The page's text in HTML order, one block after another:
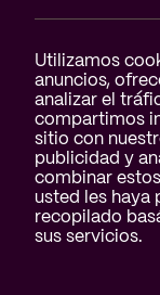
Utilizamos
anuncios,
analizar el
compartimos
sitio con
publicidad y
combinar
usted les haya
recopilado
sus servicios.
SERVICIOS
QUIÉNES SOMOS